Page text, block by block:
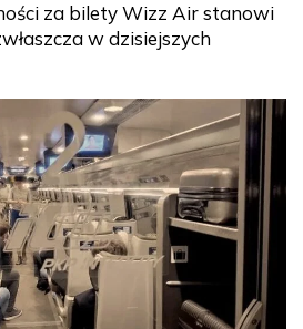
za bilety Wizz Air stanowi
w dzisiejszych